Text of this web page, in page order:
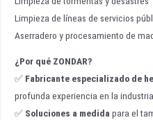
Limpieza de líneas de servicios
Aserradero y procesamiento de
¿Por qué ZONDAR?
✅ Fabricante especializado de
profunda experiencia en la industria
✅ Soluciones a medida para el